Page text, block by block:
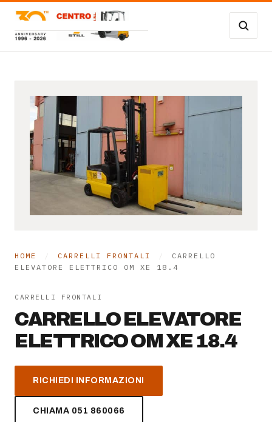
Carrelli Frontali
Occasioni
Transpallet
SERVIZI
Contatti
Chi siamo
Newsletter
HOME CARRELLI FRONTALI
CARRELLO
ELEVATORE ELETTRICO OM XE 18.4
CARRELLI FRONTALI
CARRELLO ELEVATORE
ELETTRICO OM XE 18.4
RICHIEDI INFORMAZIONI
CHIAMA 051 860066